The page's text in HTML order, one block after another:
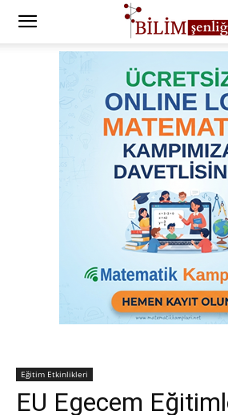
Eğitim Etkinlikleri
EU Egecem